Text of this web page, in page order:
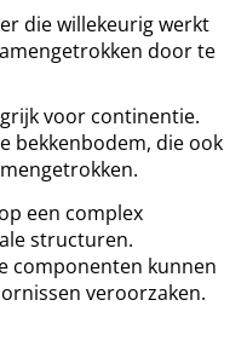
die willekeurig werkt
door te
voor continentie.
bekkenbodem, die ook
een complex
structuren.
componenten kunnen
veroorzaken.